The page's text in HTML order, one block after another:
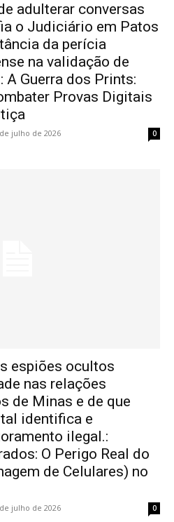
adulterar conversas
o Judiciário em Patos
da perícia
na validação de
Guerra dos Prints:
Provas Digitais
julho de 2026 0
espiões ocultos
nas relações
de Minas e de que
identifica e
ilegal.:
O Perigo Real do
de Celulares) no
julho de 2026 0